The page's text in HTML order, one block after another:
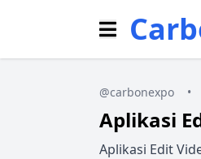
@carbonexpo •
Aplikasi
Aplikasi Edit